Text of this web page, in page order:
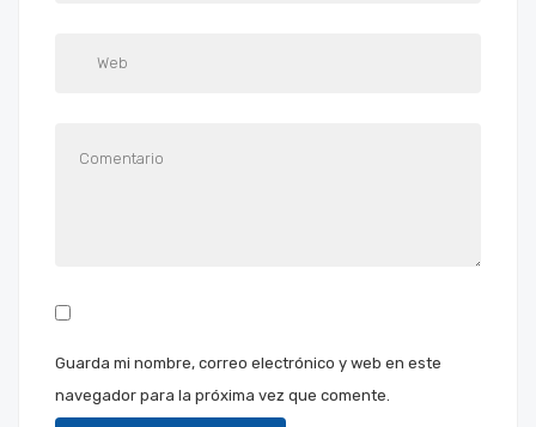
Guarda mi nombre, correo electrónico y web en este
navegador para la próxima vez que comente.